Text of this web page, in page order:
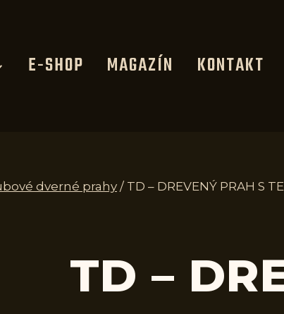
E-SHOP MAGAZÍN KONTAKT
dverné prahy/ TD – DREVENÝ PRAH S
TD –